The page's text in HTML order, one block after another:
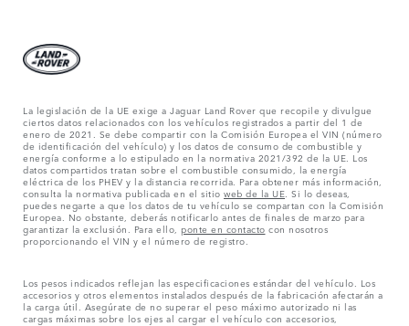
La legislación de la UE exige a Jaguar Land Rover que recopile y divulgue
ciertos datos relacionados con los vehículos registrados a partir del 1 de
enero de 2021. Se debe compartir con la Comisión Europea el VIN (número
de identificación del vehículo) y los datos de consumo de combustible y
energía conforme a lo estipulado en la normativa 2021/392 de la UE. Los
datos compartidos tratan sobre el combustible consumido, la energía
eléctrica de los PHEV y la distancia recorrida. Para obtener más información,
consulta la normativa publicada en el sitio web de la UE . Si lo deseas,
puedes negarte a que los datos de tu vehículo se compartan con la Comisión
Europea. No obstante, deberás notificarlo antes de finales de marzo para
garantizar la exclusión. Para ello, ponte en contacto con nosotros
proporcionando el VIN y el número de registro.
Los pesos indicados reflejan las especificaciones estándar del vehículo. Los
accesorios y otros elementos instalados después de la fabricación afectarán a
la carga útil. Asegúrate de no superar el peso máximo autorizado ni las
cargas máximas sobre los ejes al cargar el vehículo con accesorios,